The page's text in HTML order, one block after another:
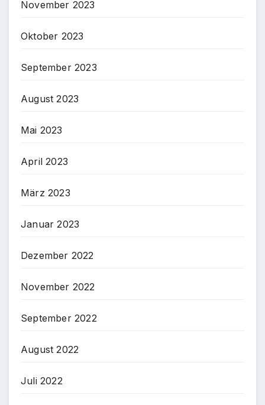
November 2023
Oktober 2023
September 2023
August 2023
Mai 2023
April 2023
März 2023
Januar 2023
Dezember 2022
November 2022
September 2022
August 2022
Juli 2022